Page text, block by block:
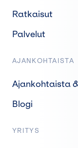
Ratkaisut
Palvelut
AJANKOHTAISTA
Ajankohtaista
Blogi
YRITYS